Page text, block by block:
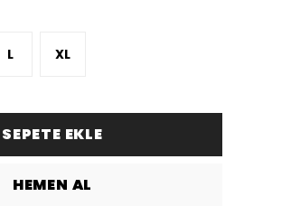
L XL
SEPETE EKLE
HEMEN AL